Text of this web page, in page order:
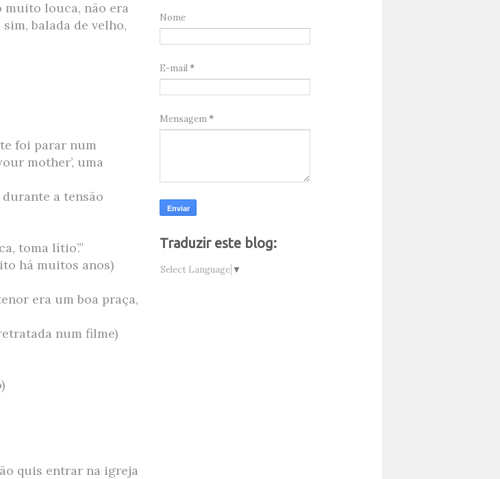
muito louca, não era
balada de velho,
foi parar num
mother’, uma
a tensão
toma lítio’.”
há muitos anos)
era um boa praça,
num filme)
quis entrar na igreja
Nome
E-mail*
Mensagem*
Traduzir este blog:
Select Language ▼